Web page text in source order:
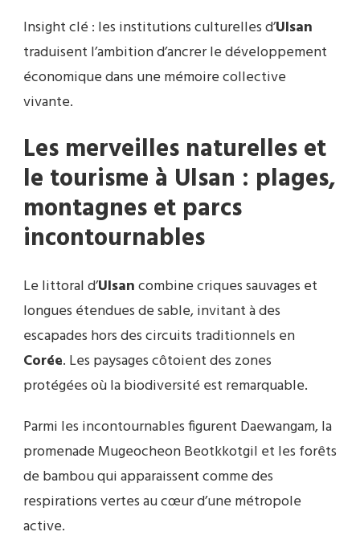
Insight clé : les institutions culturelles d’Ulsan
traduisent l’ambition d’ancrer le développement
économique dans une mémoire collective
vivante.
Les merveilles naturelles et
le tourisme à Ulsan : plages,
montagnes et parcs
incontournables
Le littoral d’Ulsancombine criques sauvages et
longues étendues de sable, invitant à des
escapades hors des circuits traditionnels en
Corée. Les paysages côtoient des zones
protégées où la biodiversité est remarquable.
Parmi les incontournables figurent Daewangam, la
promenade Mugeocheon Beotkkotgil et les forêts
de bambou qui apparaissent comme des
respirations vertes au cœur d’une métropole
active.